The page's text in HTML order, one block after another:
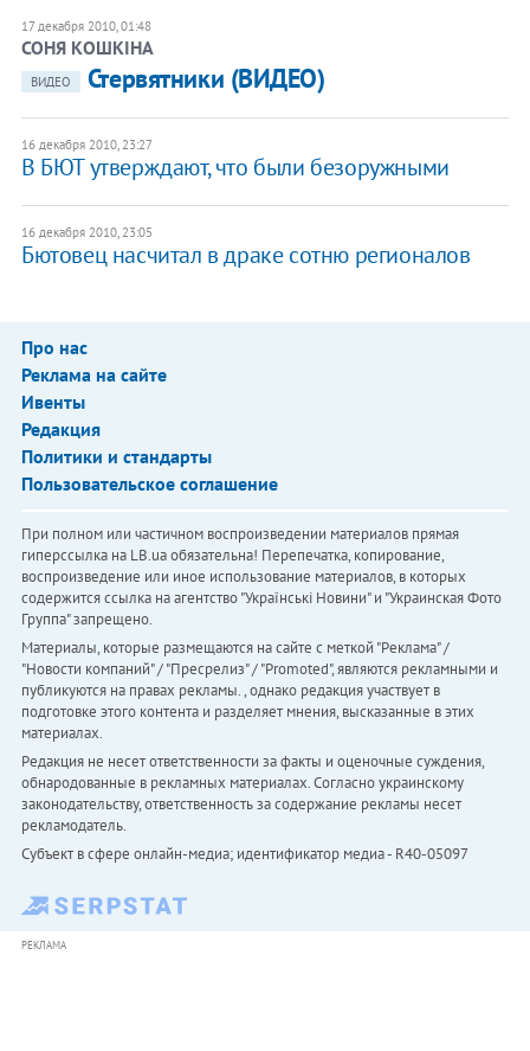
17 декабря 2010, 01:48
СОНЯ КОШКІНА
ВИДЕО Стервятники (ВИДЕО)
16 декабря 2010, 23:27
В БЮТ утверждают, что были безоружными
16 декабря 2010, 23:05
Бютовец насчитал в драке сотню регионалов
Про нас
Реклама на сайте
Ивенты
Редакция
Политики и стандарты
Пользовательское соглашение
При полном или частичном воспроизведении материалов прямая
гиперссылка на LB.ua обязательна! Перепечатка, копирование,
воспроизведение или иное использование материалов, в которых
содержится ссылка на агентство "Українськi Новини" и "Украинская Фото
Группа" запрещено.
Материалы, которые размещаются на сайте с меткой "Реклама" /
"Новости компаний" / "Пресрелиз" / "Promoted", являются рекламными и
публикуются на правах рекламы. , однако редакция участвует в
подготовке этого контента и разделяет мнения, высказанные в этих
материалах.
Редакция не несет ответственности за факты и оценочные суждения,
обнародованные в рекламных материалах. Согласно украинскому
законодательству, ответственность за содержание рекламы несет
рекламодатель.
Субъект в сфере онлайн-медиа; идентификатор медиа - R40-05097
РЕКЛАМА